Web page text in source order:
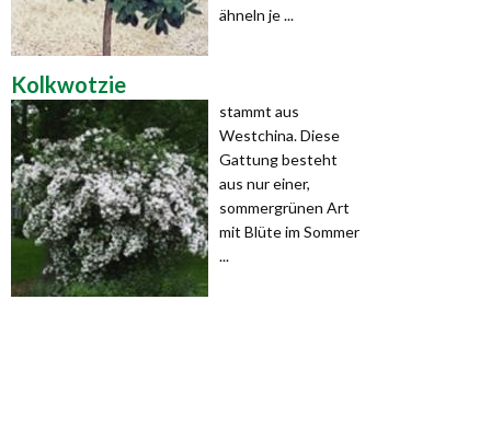
ähneln je ...
Kolkwotzie
stammt aus
Westchina. Diese
Gattung besteht
aus nur einer,
sommergrünen Art
mit Blüte im Sommer
...